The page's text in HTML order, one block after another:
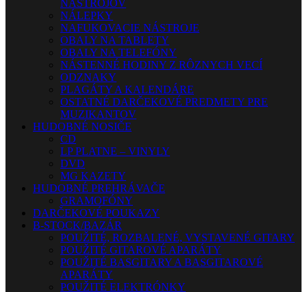
NÁSTROJOV
NÁLEPKY
NAFUKOVACIE NÁSTROJE
OBALY NA TABLETY
OBALY NA TELEFÓNY
NÁSTENNÉ HODINY Z RÔZNYCH VECÍ
ODZNAKY
PLAGÁTY A KALENDÁRE
OSTATNÉ DARČEKOVÉ PREDMETY PRE
MUZIKANTOV
HUDOBNÉ NOSIČE
CD
LP PLATNE – VINYLY
DVD
MG KAZETY
HUDOBNÉ PREHRÁVAČE
GRAMOFÓNY
DARČEKOVÉ POUKAZY
B-STOCK/BAZÁR
POUŽITÉ, ROZBALENÉ, VYSTAVENÉ GITARY
POUŽITÉ GITAROVÉ APARÁTY
POUŽITÉ BASGITARY A BASGITAROVÉ
APARÁTY
POUŽITÉ ELEKTRÓNKY